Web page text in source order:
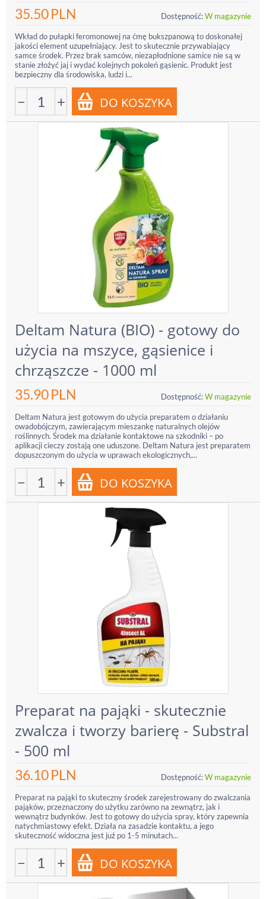
35.50PLN Dostępność:W magazynie
Wkład do pułapki feromonowej na ćmę bukszpanową to doskonałej
jakości element uzupełniający. Jest to skutecznie przywabiający
samce środek. Przez brak samców, niezapłodnione samice nie są w
stanie złożyć jaj i wydać kolejnych pokoleń gąsienic. Produkt jest
bezpieczny dla środowiska, ludzi i...
− +
Deltam Natura (BIO) - gotowy do
użycia na mszyce, gąsienice i
chrząszcze - 1000 ml
35.90PLN Dostępność:W magazynie
Deltam Natura jest gotowym do użycia preparatem o działaniu
owadobójczym, zawierającym mieszankę naturalnych olejów
roślinnych. Środek ma działanie kontaktowe na szkodniki – po
aplikacji cieczy zostają one uduszone. Deltam Natura jest preparatem
dopuszczonym do użycia w uprawach ekologicznych,...
− +
Preparat na pająki - skutecznie
zwalcza i tworzy barierę - Substral
- 500 ml
36.10PLN Dostępność:W magazynie
Preparat na pająki to skuteczny środek zarejestrowany do zwalczania
pająków, przeznaczony do użytku zarówno na zewnątrz, jak i
wewnątrz budynków. Jest to gotowy do użycia spray, który zapewnia
natychmiastowy efekt. Działa na zasadzie kontaktu, a jego
skuteczność widoczna jest już po 1-5 minutach...
− +